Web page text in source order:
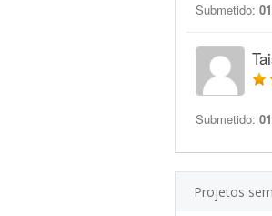
Submetido:
Submetido:
Projetos